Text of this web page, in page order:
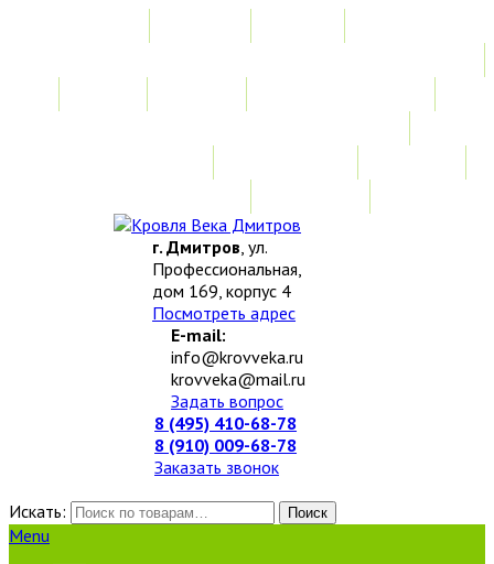
г. Дмитров, ул.
Профессиональная,
дом 169, корпус 4
Посмотреть адрес
E-mail:
info@krovveka.ru
krovveka@mail.ru
Задать вопрос
8 (495) 410-68-78
8 (910) 009-68-78
Заказать звонок
Искать:
Поиск
Menu